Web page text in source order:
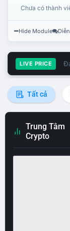
Chưa có thành
Hide Module
LIVE PRICE
Tất cả
Trung Tâm
Crypto